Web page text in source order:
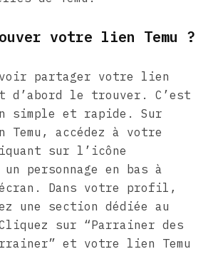
votre lien Temu ?
partager votre lien
d’abord le trouver. C’est
simple et rapide. Sur
accédez à votre
sur l’icône
personnage en bas à
Dans votre profil,
une section dédiée au
sur “Parrainer des
et votre lien Temu